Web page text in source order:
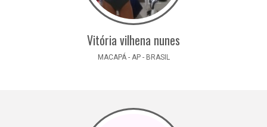
Vitória vilhena nunes
MACAPÁ - AP - BRASIL